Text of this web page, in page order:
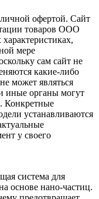
офертой. Сайт
товаров ООО
мере
сам сайт не
какие-либо
может являться
иные органы могут
Конкретные
устанавливаются
у своего
система для
основе нано-частиц.